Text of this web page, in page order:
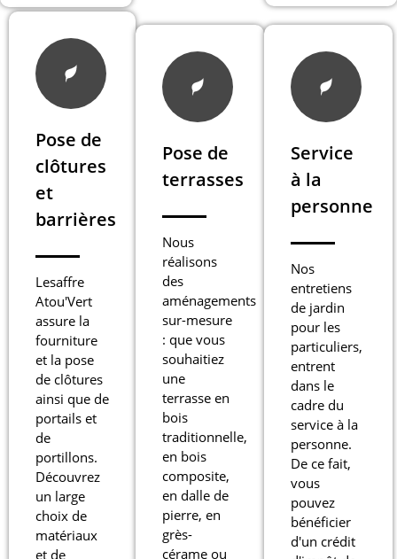
Pose de
clôtures
et
barrières
Lesaffre
Atou'Vert
assure la
fourniture
et la pose
de clôtures
ainsi que de
portails et
de
portillons.
Découvrez
un large
choix de
matériaux
et de
Pose de
terrasses
Nous
réalisons
des
aménagements
sur-mesure
: que vous
souhaitiez
une
terrasse en
bois
traditionnelle,
en bois
composite,
en dalle de
pierre, en
grès-
cérame ou
Service
à la
personne
Nos
entretiens
de jardin
pour les
particuliers,
entrent
dans le
cadre du
service à la
personne.
De ce fait,
vous
pouvez
bénéficier
d'un crédit